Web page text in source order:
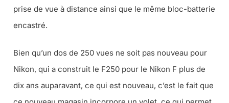
prise de vue à distance ainsi que le même bloc-batterie
encastré.
Bien qu’un dos de 250 vues ne soit pas nouveau pour
Nikon, qui a construit le F250 pour le Nikon F plus de
dix ans auparavant, ce qui est nouveau, c’est le fait que